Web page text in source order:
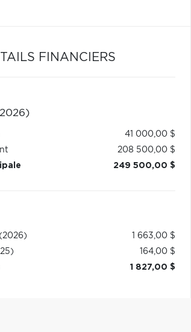
FINANCIERS
41 000,00 $
208 500,00 $
249 500,00 $
1 663,00 $
164,00 $
1 827,00 $